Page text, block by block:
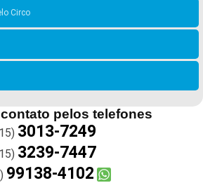
Circo
pelos telefones
3013-7249
3239-7447
99138-4102